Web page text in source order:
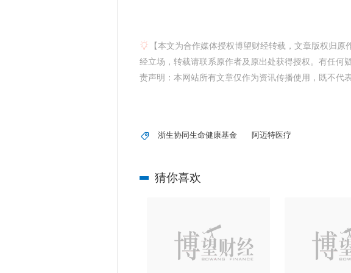
【本文为合作媒体授权博望财经转载，文章版权归
经立场，转载请联系原作者及原出处获得授权。有任
责声明：本网站所有文章仅作为资讯传播使用，既不代
浙生协同生命健康基金 阿迈特医疗
猜你喜欢